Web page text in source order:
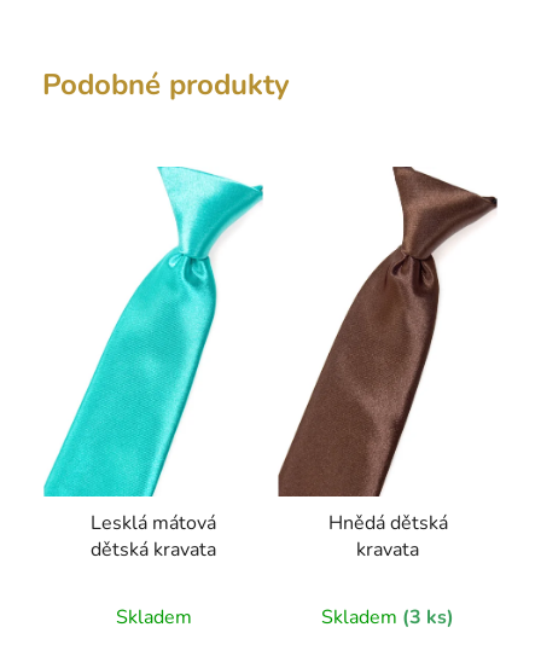
Podobné produkty
Lesklá mátová
dětská kravata
Skladem
Hnědá dětská
kravata
Skladem (3 ks)